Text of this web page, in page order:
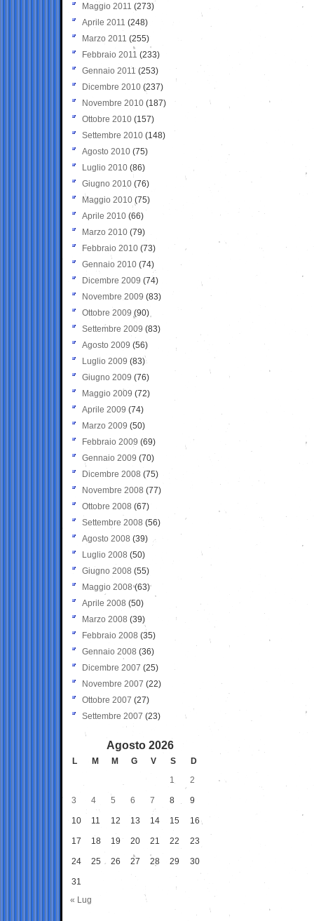
Maggio 2011 (273)
Aprile 2011 (248)
Marzo 2011 (255)
Febbraio 2011 (233)
Gennaio 2011 (253)
Dicembre 2010 (237)
Novembre 2010 (187)
Ottobre 2010 (157)
Settembre 2010 (148)
Agosto 2010 (75)
Luglio 2010 (86)
Giugno 2010 (76)
Maggio 2010 (75)
Aprile 2010 (66)
Marzo 2010 (79)
Febbraio 2010 (73)
Gennaio 2010 (74)
Dicembre 2009 (74)
Novembre 2009 (83)
Ottobre 2009 (90)
Settembre 2009 (83)
Agosto 2009 (56)
Luglio 2009 (83)
Giugno 2009 (76)
Maggio 2009 (72)
Aprile 2009 (74)
Marzo 2009 (50)
Febbraio 2009 (69)
Gennaio 2009 (70)
Dicembre 2008 (75)
Novembre 2008 (77)
Ottobre 2008 (67)
Settembre 2008 (56)
Agosto 2008 (39)
Luglio 2008 (50)
Giugno 2008 (55)
Maggio 2008(63)
Aprile 2008 (50)
Marzo 2008 (39)
Febbraio 2008 (35)
Gennaio 2008 (36)
Dicembre 2007 (25)
Novembre 2007 (22)
Ottobre 2007 (27)
Settembre 2007 (23)
Agosto 2026
L M M G V S
D
1
2
3 4 5 6 7 8 9
10 11 12 13 14 15 16
17 18 19 20 21 22 23
24 25 26 27 28 29 30
31
« Lug